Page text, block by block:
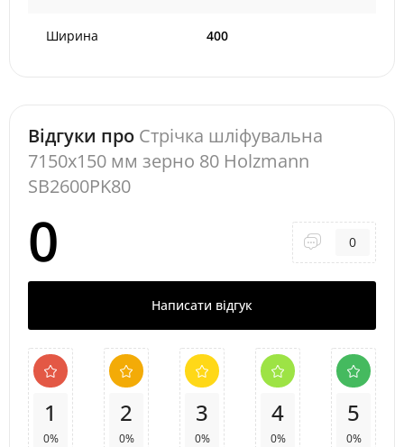
Ширина 400
Відгуки про Стрічка шліфувальна
7150x150 мм зерно 80 Holzmann
SB2600PK80
0 0
Написати відгук
1
0%
2
0%
3
0%
4
0%
5
0%